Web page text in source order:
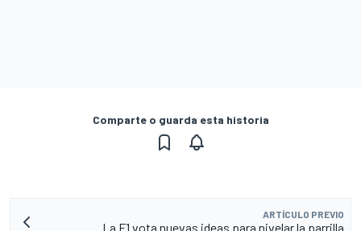
Comparte o guarda esta historia
ARTÍCULO PREVIO
La F1 vota nuevas ideas para nivelar la parrilla